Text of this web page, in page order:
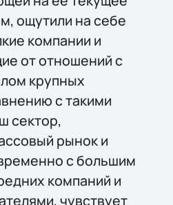
ощутили на себе
компании и
от отношений с
крупных
с такими
сектор,
рынок и
с большим
компаний и
чувствует